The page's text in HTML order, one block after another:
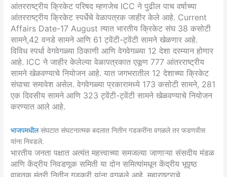
आंतरराष्ट्रीय क्रिकेट परिषद म्हणजेच ICC ने पुढील पाच वर्षाच्या
आंतरराष्ट्रीय क्रिकेट स्पर्धेचे वेळापत्रक जाहीर केले आहे. Current
Affairs Date-17 August त्यात भारतीय क्रिकेट संघ 38 कसोटी
सामने,42 वनडे सामने आणि 61 ट्वेंटी-ट्वेंटी सामने खेळणार आहे.
विविध स्पर्धा वेगवेगळ्या ठिकाणी आणि वेगवेगळ्या 12 देशा दरम्यान होणार
आहे. ICC ने जाहीर केलेल्या वेळापत्रकात एकूण 777 आंतरराष्ट्रीय
सामने खेळवण्याचे नियोजन आहे. यात जगभरातील 12 देशाच्या क्रिकेट
संघाचा समावेश असेल. वेगवेगळ्या प्रकारामध्ये 173 कसोटी सामने, 281
एक दिवसीय सामने आणि 323 ट्वेंटी-ट्वेंटी सामने खेळवण्याचे नियोजन
करण्यात आले आहे.
भाजपमधीलसंघटात संघटनात्मक बदलात नितीन गडकरींना वगळले तर फडणवीस
यांना निवडले.
भारतीय जनता पक्षात अत्यंत महत्त्वाच्या समजल्या जाणाऱ्या संसदीय मंडळ
आणि केंद्रीय निवडणूक समिती या दोन समित्यांमधून केंद्रीय भूपृष्ठ